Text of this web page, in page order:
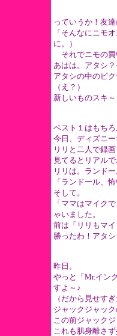
っていうか！友達
「そんなにニモ
に。）
それでニモの買
あはは。アタシ
アタシの中のピ
（え？）
新しいものスキ
ベスト１はもち
今日、ディズニ
リリと二人で録
見てるとリアル
リリは。ランド
「ランドール、
そして。
「ママはマイク
ゃいました。
前は「リリもマ
勝ったわ！アタ
昨日。
やっと「Mr.イン
すよ～♪
（だから見せす
ジャックジャッ
この前ジャック
これも肌身離さ